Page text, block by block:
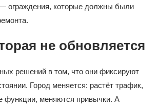
ограждения, которые должны были
не обновляется
решений в том, что они фиксируют
Город меняется: растёт трафик,
функции, меняются привычки. А